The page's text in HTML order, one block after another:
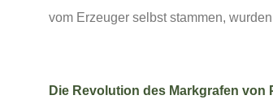
vom Erzeuger selbst stammen,
Die Revolution des Markgrafen